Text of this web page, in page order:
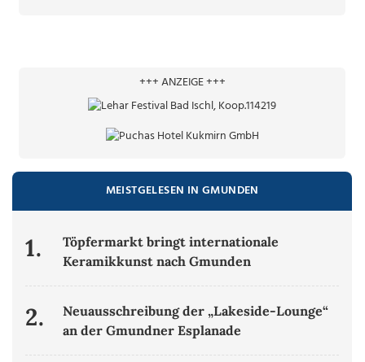
+++ ANZEIGE +++
MEISTGELESEN IN GMUNDEN
1.
Töpfermarkt bringt internationale
Keramikkunst nach Gmunden
2.
Neuausschreibung der „Lakeside-Lounge“
an der Gmundner Esplanade